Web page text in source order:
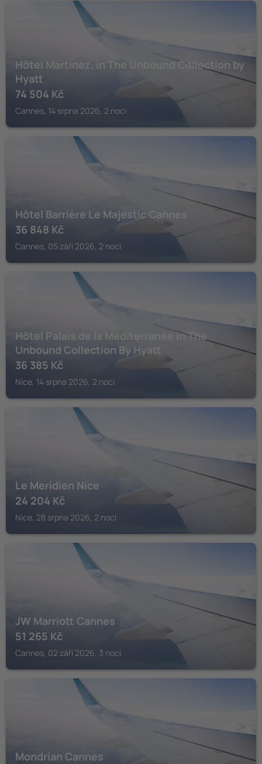
Hôtel Martinez, in The Unbound Collection by
Hyatt
74 504 Kč
Cannes, 14 srpna 2026, 2 noci
Hôtel Barrière Le Majestic Cannes
36 848 Kč
Cannes, 05 září 2026, 2 noci
Hôtel Palais de la Méditerranée In The
Unbound Collection By Hyatt
36 385 Kč
Nice, 14 srpna 2026, 2 noci
Le Meridien Nice
24 204 Kč
Nice, 28 srpna 2026, 2 noci
JW Marriott Cannes
51 265 Kč
Cannes, 02 září 2026, 3 noci
Mondrian Cannes